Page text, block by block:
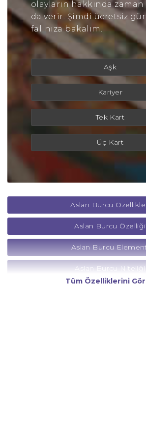
olayların hakkında zaman
da verir. Şimdi ücretsiz
falınıza bakalım.
Aşk
Kariyer
Tek Kart
Üç Kart
Aslan Burcu
Aslan Burcu Özelliği
Aslan Burcu
Aslan Burcu Niteliği
Tüm Özelliklerini Gör